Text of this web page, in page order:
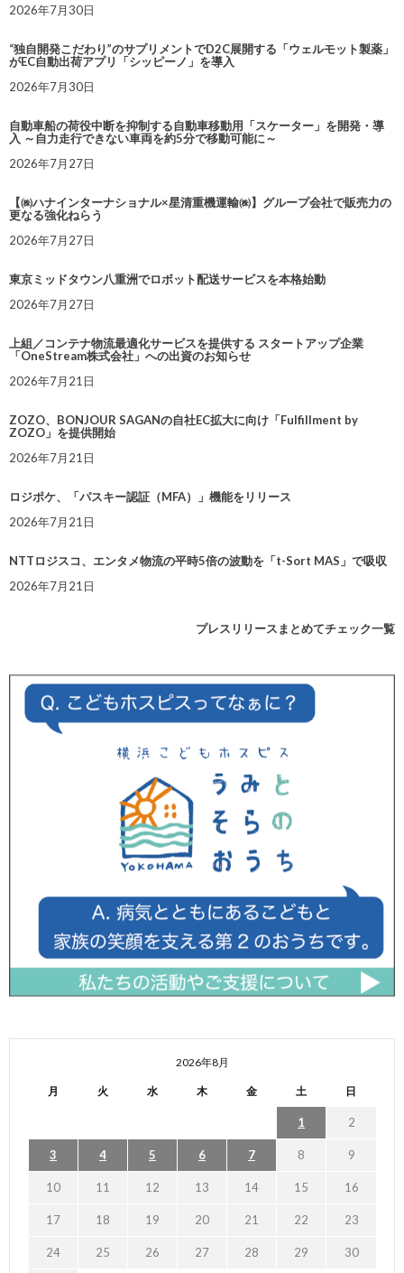
2026年7月30日
“独自開発こだわり”のサプリメントでD2C展開する「ウェルモット製薬」
がEC自動出荷アプリ「シッピーノ」を導入
2026年7月30日
自動車船の荷役中断を抑制する自動車移動用「スケーター」を開発・導
入 ～自力走行できない車両を約5分で移動可能に～
2026年7月27日
【㈱ハナインターナショナル×星清重機運輸㈱】グループ会社で販売力の
更なる強化ねらう
2026年7月27日
東京ミッドタウン八重洲でロボット配送サービスを本格始動
2026年7月27日
上組／コンテナ物流最適化サービスを提供する スタートアップ企業
「OneStream株式会社」への出資のお知らせ
2026年7月21日
ZOZO、BONJOUR SAGANの自社EC拡大に向け「Fulfillment by
ZOZO」を提供開始
2026年7月21日
ロジポケ、「パスキー認証（MFA）」機能をリリース
2026年7月21日
NTTロジスコ、エンタメ物流の平時5倍の波動を「t-Sort MAS」で吸収
2026年7月21日
プレスリリースまとめてチェック一覧
2026年8月
月 火 水 木 金 土 日
1 2
3 4 5 6 7 8 9
10 11 12 13 14 15 16
17 18 19 20 21 22 23
24 25 26 27 28 29 30